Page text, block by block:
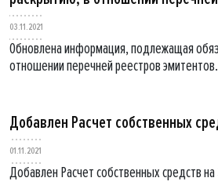
03.11.2021
Обновлена информация, подлежащая
отношении перечней реестров эмитентов.
Добавлен Расчет собственных
01.11.2021
Добавлен Расчет собственных средств